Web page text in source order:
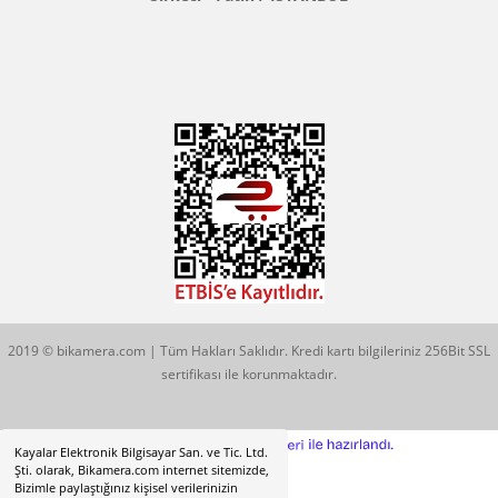
Hobyar Mah. Hamidiye Cad. Altın Han No:3/35
Sirkeci - Fatih / İSTANBUL